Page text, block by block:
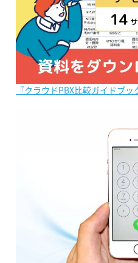
『クラウドPBX比較ガイドブ